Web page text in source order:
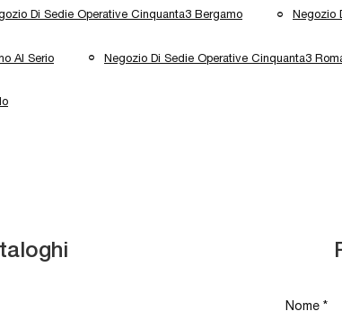
Di Sedie Operative Cinquanta3 Bergamo Negozio
Al Serio Negozio Di Sedie Operative Cinquanta3